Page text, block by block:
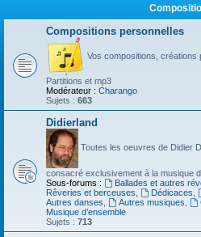
Compositions personnelles
Vos compositions, créations
Partitions et mp3
Modérateur : Charango
Sujets : 663
Didierland
Toutes les oeuvres de Didier
consacré exclusivement à la musique
Sous-forums :
Ballades et autres
Rêveries et berceuses
Dédicaces
Autres danses
Autres musiques
Musique d’ensemble
Sujets : 713